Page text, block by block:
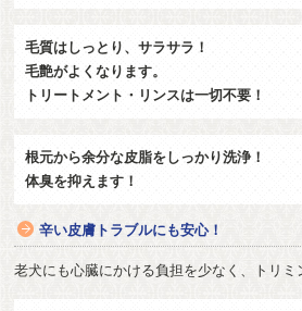
毛質はしっとり、サラサラ！
毛艶がよくなります。
トリートメント・リンスは一切不要！
根元から余分な皮脂をしっかり洗浄！
体臭を抑えます！
辛い皮膚トラブルにも安心！
老犬にも心臓にかける負担を少なく、トリミ